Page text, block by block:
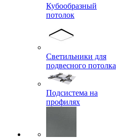
Кубообразный
потолок
Светильники для
подвесного потолка
Подсистема на
профилях